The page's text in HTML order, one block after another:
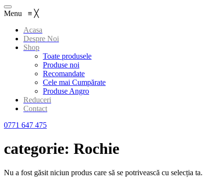
Menu ≡ ╳
Acasa
Despre Noi
Shop
Toate produsele
Produse noi
Recomandate
Cele mai Cumpărate
Produse Angro
Reduceri
Contact
0771 647 475
categorie: Rochie
Nu a fost găsit niciun produs care să se potrivească cu selecția ta.